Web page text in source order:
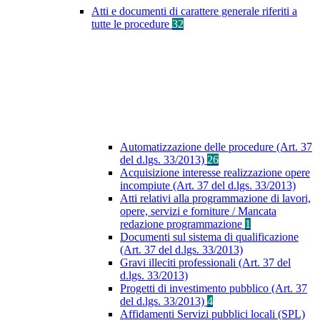
Atti e documenti di carattere generale riferiti a
tutte le procedure 32
Automatizzazione delle procedure (Art. 37
del d.lgs. 33/2013) 26
Acquisizione interesse realizzazione opere
incompiute (Art. 37 del d.lgs. 33/2013)
Atti relativi alla programmazione di lavori,
opere, servizi e forniture / Mancata
redazione programmazione 1
Documenti sul sistema di qualificazione
(Art. 37 del d.lgs. 33/2013)
Gravi illeciti professionali (Art. 37 del
d.lgs. 33/2013)
Progetti di investimento pubblico (Art. 37
del d.lgs. 33/2013) 4
Affidamenti Servizi pubblici locali (SPL)